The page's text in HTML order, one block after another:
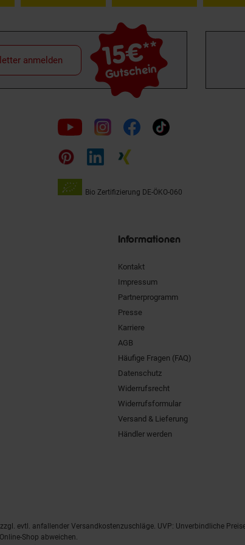
15€**
Gutschein
anmelden
Folge
uns
auf
Bio Zertifizierung DE-ÖKO-060
Informationen
Kontakt
Impressum
Partnerprogramm
Presse
Karriere
AGB
Häufige Fragen (FAQ)
Datenschutz
Widerrufsrecht
Widerrufsformular
Versand & Lieferung
Händler werden
evtl. anfallender Versandkostenzuschläge. UVP: Unverbindliche
Shop abweichen.